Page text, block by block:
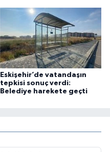
Eskişehir’de vatandaşın
tepkisi sonuç verdi:
Belediye harekete geçti